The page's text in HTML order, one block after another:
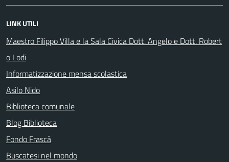
LINK UTILI
Maestro Filippo Villa e la Sala Civica Dott. Angelo e Dott. Robert
o Lodi
Informatizzazione mensa scolastica
Asilo Nido
Biblioteca comunale
Blog Biblioteca
Fondo Frascà
Buscatesi nel mondo